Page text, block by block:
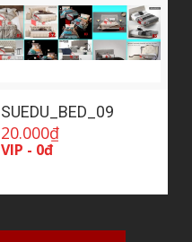
SUEDU_BED_09
20.000₫
VIP - 0đ